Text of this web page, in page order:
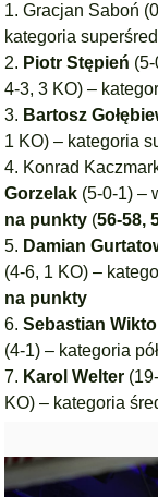
1. Gracjan Saboń
kategoria
2. Piotr Stępień
4-3, 3 KO) –
3. Bartosz
1 KO) – kategoria
4. Konrad
Gorzelak (5-0-1) –
na punkty (56-58,
5. Damian
(4-6, 1 KO) –
na punkty
6.Sebastian
(4-1) – kategoria
7. Karol Welter
KO) – kategoria